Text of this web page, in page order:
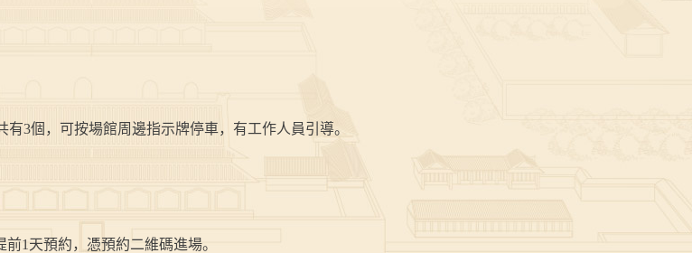
3個，可按場館周邊指示牌停車，有工作人員引導。
1天預約，憑預約二維碼進場。